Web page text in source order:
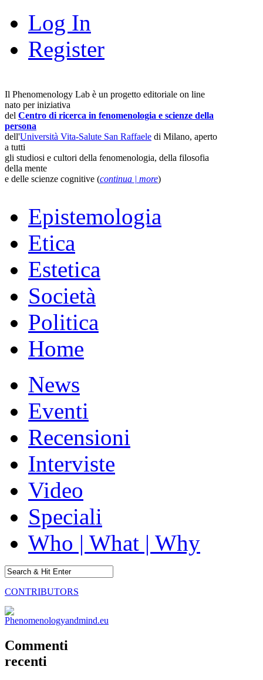
Log In
Register
Il Phenomenology Lab è un progetto editoriale on line
nato per iniziativa
del Centro di ricerca in fenomenologia e scienze della
persona
dell'Università Vita-Salute San Raffaele di Milano, aperto
a tutti
gli studiosi e cultori della fenomenologia, della filosofia
della mente
e delle scienze cognitive (continua | more)
Epistemologia
Etica
Estetica
Società
Politica
Home
News
Eventi
Recensioni
Interviste
Video
Speciali
Who | What | Why
CONTRIBUTORS
Commenti
recenti